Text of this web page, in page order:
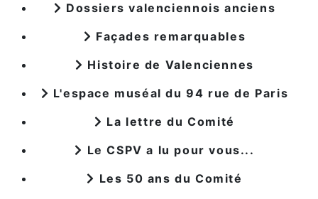
Dossiers valenciennois anciens
Façades remarquables
Histoire de Valenciennes
L'espace muséal du 94 rue de Paris
La lettre du Comité
Le CSPV a lu pour vous...
Les 50 ans du Comité